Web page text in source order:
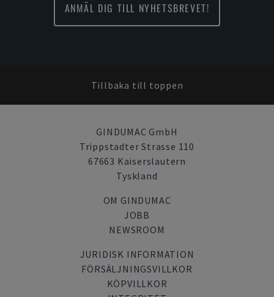
ANMÄL DIG TILL NYHETSBREVET!
Tillbaka till toppen
GINDUMAC GmbH
Trippstadter Strasse 110
67663 Kaiserslautern
Tyskland
OM GINDUMAC
JOBB
NEWSROOM
JURIDISK INFORMATION
FÖRSÄLJNINGSVILLKOR
KÖPVILLKOR